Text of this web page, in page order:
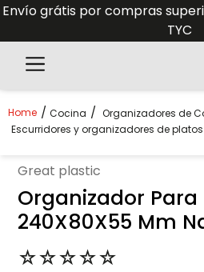
Envío grátis por compras
TYC
Cocina
Organizadores de
Escurridores y organizadores de platos
great plastic
Organizador
240X80X55 Mm
☆☆☆☆☆